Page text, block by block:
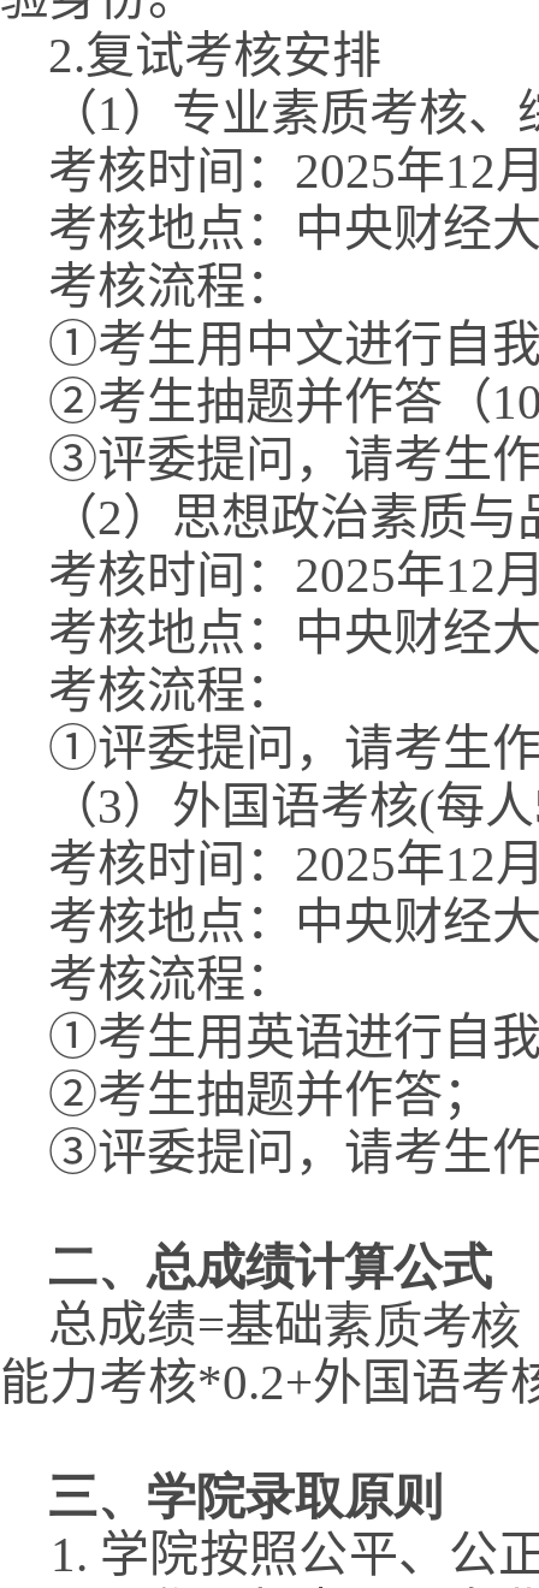
2.复试考核安排
（1）专业素质考核
考核时间：2025年12
考核地点：中央财经
考核流程：
①考生用中文进行自
②考生抽题并作答（
③评委提问，请考生
（2）思想政治素质
考核时间：2025年12
考核地点：中央财经
考核流程：
①评委提问，请考生
（3）外国语考核(每
考核时间：2025年12
考核地点：中央财经
考核流程：
①考生用英语进行自
②考生抽题并作答；
③评委提问，请考生
二、总成绩计算公式
总成绩=基础素质考核
能力考核*0.2+外国语考
三、学院录取原则
1. 学院按照公平、公